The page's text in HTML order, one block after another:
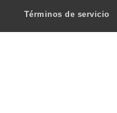
Términos de servicio